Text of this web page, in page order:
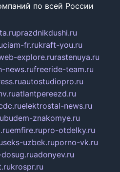
по всей России
prazdnikdushi.ru
ciam-fr.rukraft-you.ru
explore.rurastenuya.ru
news.rufreeride-team.ru
autostudiopro.ru
atlantpereezd.ru
elektrostal-news.ru
budem-znakomye.ru
emfire.rupro-otdelky.ru
seks-uzbek.ruporno-vk.ru
adonyev.ru
krospr.ru